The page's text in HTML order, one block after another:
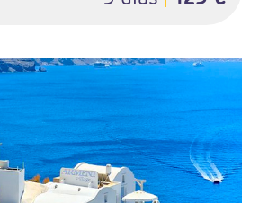
en Santorini
cliente
, 4* y 5*